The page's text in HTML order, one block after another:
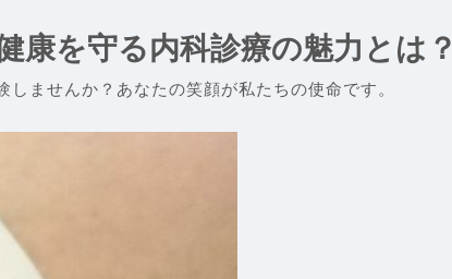
康を守る内科診療の魅力とは？
ませんか？あなたの笑顔が私たちの使命です。